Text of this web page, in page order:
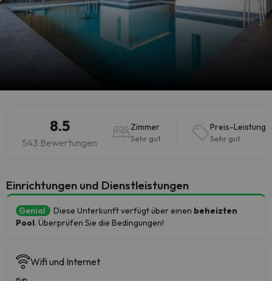
8.5
543 Bewertungen
Zimmer
Sehr gut
Preis-Leistung
Sehr gut
​Einrichtungen und Dienstleistungen
Genial Diese Unterkunft verfügt über einen beheizten
Pool. Überprüfen Sie die Bedingungen!
Wifi und Internet